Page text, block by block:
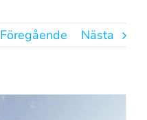
Föregående Nästa